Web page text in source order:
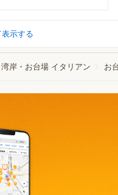
示する
岸・お台場 イタリアン お